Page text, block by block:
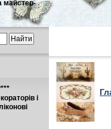
майстер-
і